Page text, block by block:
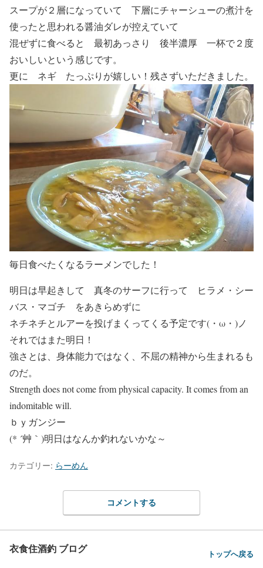
スープが２層になっていて 下層にチャーシューの煮汁を
使ったと思われる醤油ダレが控えていて
混ぜずに食べると 最初あっさり 後半濃厚 一杯で２度
おいしいという感じです。
更に ネギ たっぷりが嬉しい！残さずいただきました。
毎日食べたくなるラーメンでした！
明日は早起きして 真冬のサーフに行って ヒラメ・シー
バス・マゴチ をあきらめずに
ネチネチとルアーを投げまくってくる予定です(・ω・)ノ
それではまた明日！
強さとは、身体能力ではなく、不屈の精神から生まれるも
のだ。
Strength does not come from physical capacity. It comes from an
indomitable will.
ｂｙガンジー
(* ´艸｀)明日はなんか釣れないかな～
カテゴリー: らーめん
コメントする
衣食住酒釣 ブログ トップへ戻る